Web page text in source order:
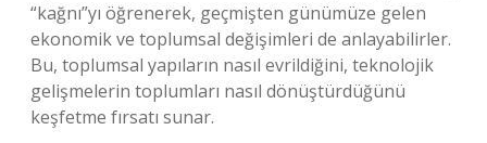
“kağnı”yı öğrenerek, geçmişten günümüze gelen
ekonomik ve toplumsal değişimleri de anlayabilirler.
Bu, toplumsal yapıların nasıl evrildiğini, teknolojik
gelişmelerin toplumları nasıl dönüştürdüğünü
keşfetme fırsatı sunar.